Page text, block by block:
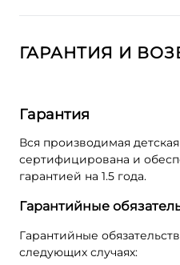
ГАРАНТИЯ И
Гарантия
Вся производимая
сертифицирована и
гарантией на 1.5 года.
Гарантийные
Гарантийные
следующих случаях: